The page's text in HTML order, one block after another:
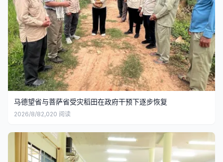
马德望省与菩萨省受灾稻田在政府干预下逐步恢复
2026/8/82,020 阅读